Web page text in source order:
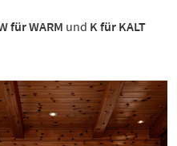
für WARM und K für KALT